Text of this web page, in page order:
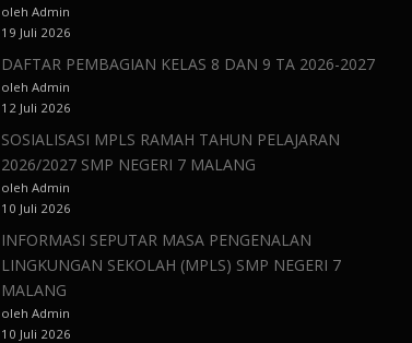
oleh Admin
19 Juli 2026
DAFTAR PEMBAGIAN KELAS 8 DAN 9 TA 2026-2027
oleh Admin
12 Juli 2026
SOSIALISASI MPLS RAMAH TAHUN PELAJARAN
2026/2027 SMP NEGERI 7 MALANG
oleh Admin
10 Juli 2026
INFORMASI SEPUTAR MASA PENGENALAN
LINGKUNGAN SEKOLAH (MPLS) SMP NEGERI 7
MALANG
oleh Admin
10 Juli 2026